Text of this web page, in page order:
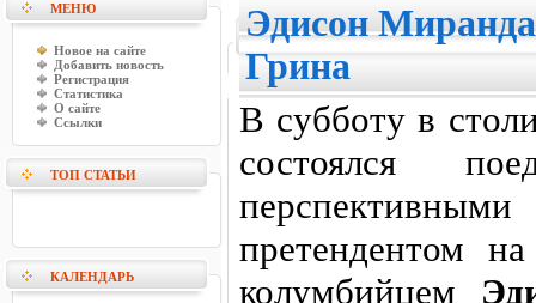
МЕНЮ
Новое на сайте
Добавить новость
Регистрация
Статистика
О сайте
Ссылки
ТОП СТАТЬИ
КАЛЕНДАРЬ
Эдисон
Грина
В субботу в
состоялся
претендентом
колумбийцем